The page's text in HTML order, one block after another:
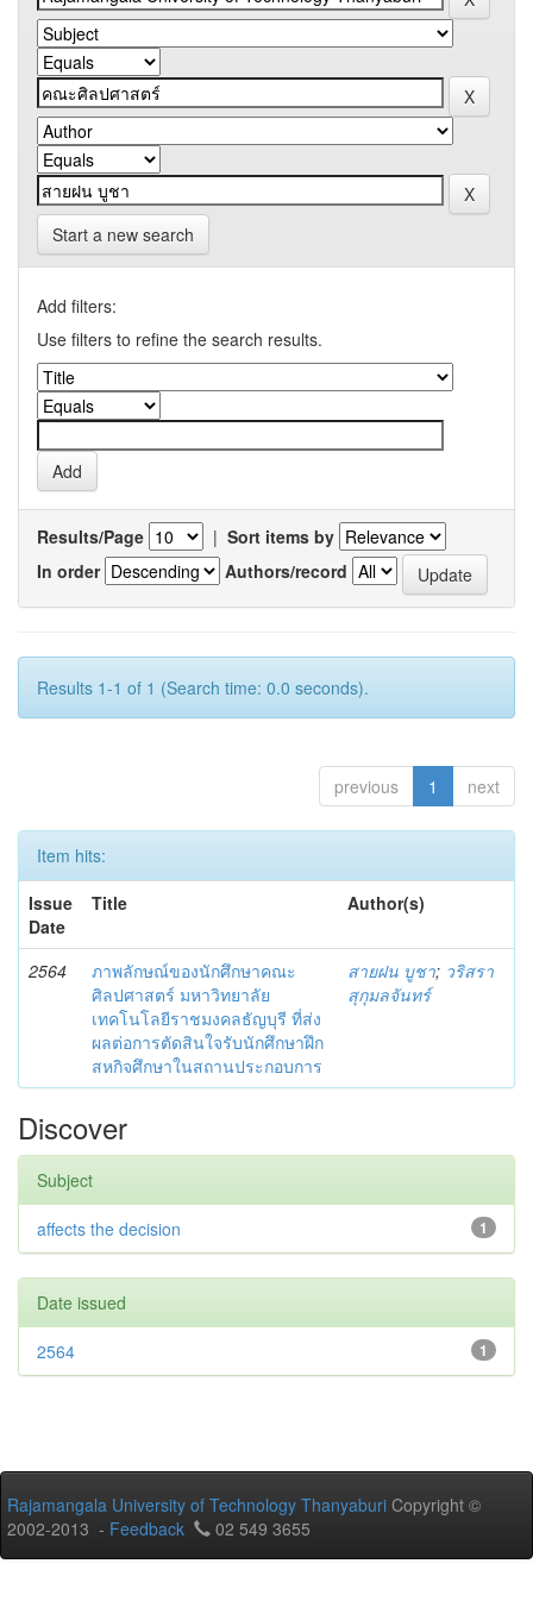
Start a new search
Add filters:
Use filters to refine the search results.
Results/Page | Sort items by
In order
Authors/record
Results 1-1 of 1 (Search time: 0.0 seconds).
previous 1 next
Item hits:
Issue
Date
Title Author(s)
2564
ภาพลักษณ์ของนักศึกษาคณะ
ศิลปศาสตร์ มหาวิทยาลัย
เทคโนโลยีราชมงคลธัญบุรี ที่ส่ง
ผลต่อการตัดสินใจรับนักศึกษาฝึก
สหกิจศึกษาในสถานประกอบการ
สายฝน บูชา; วริสรา
สุกุมลจันทร์
Discover
Subject
1
affects the decision
Date issued
1
2564
Rajamangala University of Technology Thanyaburi Copyright ©
2002-2013 - Feedback 02 549 3655